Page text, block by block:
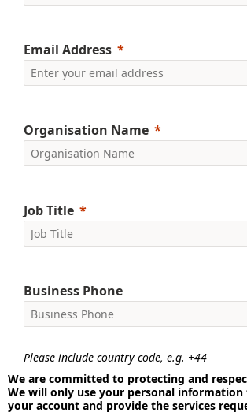
Email Address
Organisation Name
Job Title
Business Phone
Please include country code, e.g. +44
We are committed to protecting and
We will only use your personal
your account and provide the services